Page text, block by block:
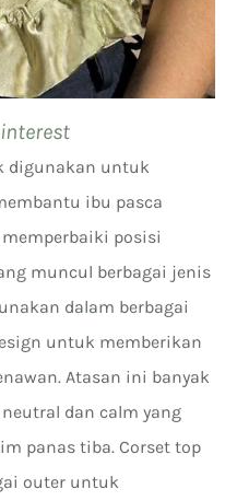
digunakan untuk
ibu pasca
posisi
muncul berbagai jenis
dalam berbagai
untuk memberikan
Atasan ini banyak
dan calm yang
panas tiba. Corset top
outer untuk